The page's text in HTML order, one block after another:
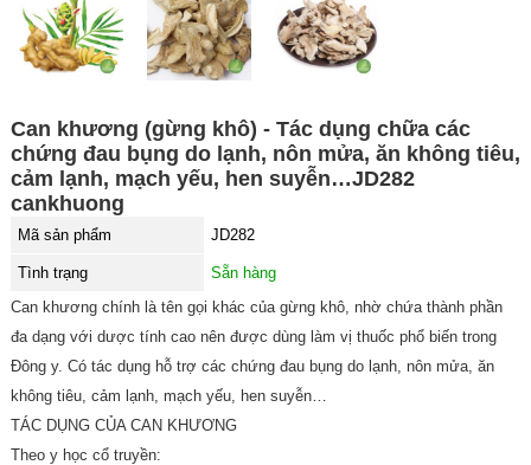
Can khương (gừng khô) - Tác dụng chữa các
chứng đau bụng do lạnh, nôn mửa, ăn không tiêu,
cảm lạnh, mạch yếu, hen suyễn…JD282
cankhuong
Mã sản phẩm JD282
Tình trạng
Sẵn hàng
Can khương chính là tên gọi khác của gừng khô, nhờ chứa thành phần
đa dạng với dược tính cao nên được dùng làm vị thuốc phổ biến trong
Đông y. Có tác dụng hỗ trợ các chứng đau bụng do lạnh, nôn mửa, ăn
không tiêu, cảm lạnh, mạch yếu, hen suyễn…
TÁC DỤNG CỦA CAN KHƯƠNG
Theo y học cổ truyền: